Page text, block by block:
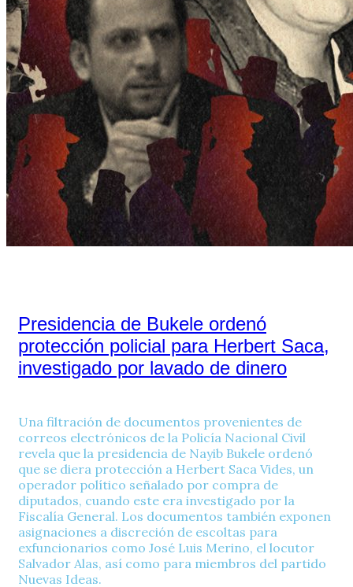
Presidencia de Bukele ordenó
protección policial para Herbert Saca,
investigado por lavado de dinero
Una filtración de documentos provenientes de
correos electrónicos de la Policía Nacional Civil
revela que la presidencia de Nayib Bukele ordenó
que se diera protección a Herbert Saca Vides, un
operador político señalado por compra de
diputados, cuando este era investigado por la
Fiscalía General. Los documentos también exponen
asignaciones a discreción de escoltas para
exfuncionarios como José Luis Merino, el locutor
Salvador Alas, así como para miembros del partido
Nuevas Ideas.